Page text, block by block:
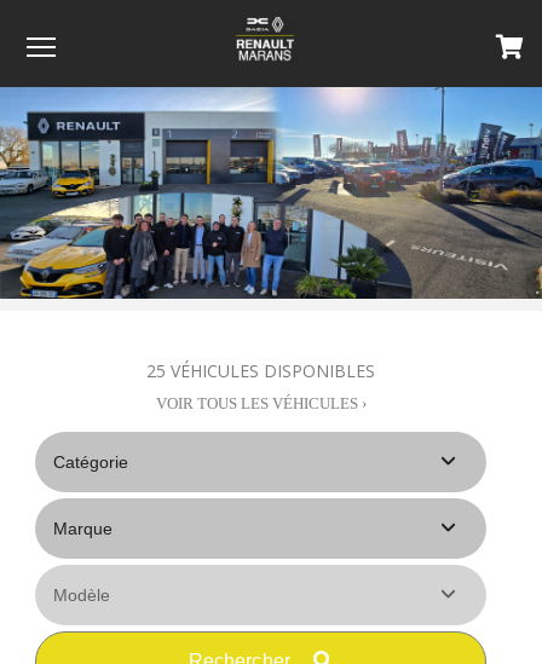
25 VÉHICULES DISPONIBLES
VOIR TOUS LES VÉHICULES ›